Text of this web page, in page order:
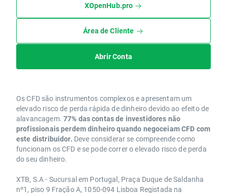
XOpenHub.pro
Área de Cliente
Abrir Conta
Os CFD são instrumentos complexos e apresentam um
elevado risco de perda rápida de dinheiro devido ao efeito de
alavancagem. 77% das contas de investidores não
profissionais perdem dinheiro quando negoceiam CFD com
este distribuidor. Deve considerar se compreende como
funcionam os CFD e se pode correr o elevado risco de perda
do seu dinheiro.
XTB, S.A - Sucursal em Portugal, Praça Duque de Saldanha
nº1, piso 9 Fração A, 1050-094 Lisboa Registada na